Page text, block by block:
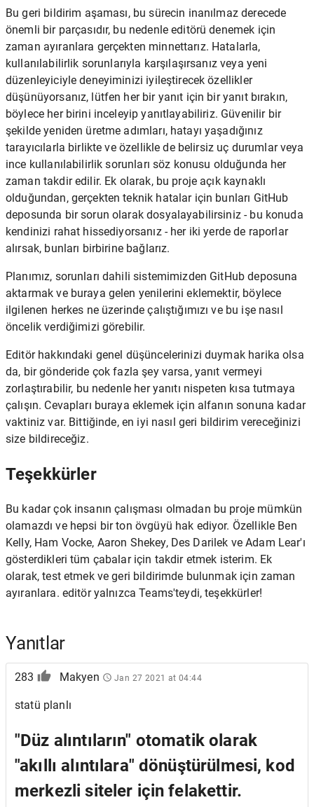
Bu geri bildirim aşaması, bu sürecin inanılmaz derecede
önemli bir parçasıdır, bu nedenle editörü denemek için
zaman ayıranlara gerçekten minnettarız. Hatalarla,
kullanılabilirlik sorunlarıyla karşılaşırsanız veya yeni
düzenleyiciyle deneyiminizi iyileştirecek özellikler
düşünüyorsanız, lütfen her bir yanıt için bir yanıt bırakın,
böylece her birini inceleyip yanıtlayabiliriz. Güvenilir bir
şekilde yeniden üretme adımları, hatayı yaşadığınız
tarayıcılarla birlikte ve özellikle de belirsiz uç durumlar veya
ince kullanılabilirlik sorunları söz konusu olduğunda her
zaman takdir edilir. Ek olarak, bu proje açık kaynaklı
olduğundan, gerçekten teknik hatalar için bunları GitHub
deposunda bir sorun olarak dosyalayabilirsiniz - bu konuda
kendinizi rahat hissediyorsanız - her iki yerde de raporlar
alırsak, bunları birbirine bağlarız.
Planımız, sorunları dahili sistemimizden GitHub deposuna
aktarmak ve buraya gelen yenilerini eklemektir, böylece
ilgilenen herkes ne üzerinde çalıştığımızı ve bu işe nasıl
öncelik verdiğimizi görebilir.
Editör hakkındaki genel düşüncelerinizi duymak harika olsa
da, bir gönderide çok fazla şey varsa, yanıt vermeyi
zorlaştırabilir, bu nedenle her yanıtı nispeten kısa tutmaya
çalışın. Cevapları buraya eklemek için alfanın sonuna kadar
vaktiniz var. Bittiğinde, en iyi nasıl geri bildirim vereceğinizi
size bildireceğiz.
Teşekkürler
Bu kadar çok insanın çalışması olmadan bu proje mümkün
olamazdı ve hepsi bir ton övgüyü hak ediyor. Özellikle Ben
Kelly, Ham Vocke, Aaron Shekey, Des Darilek ve Adam Lear'ı
gösterdikleri tüm çabalar için takdir etmek isterim. Ek
olarak, test etmek ve geri bildirimde bulunmak için zaman
ayıranlara. editör yalnızca Teams'teydi, teşekkürler!
Yanıtlar
283 Makyen Jan 27 2021 at 04:44
statü planlı
"Düz alıntıların" otomatik olarak
"akıllı alıntılara" dönüştürülmesi, kod
merkezli siteler için felakettir.